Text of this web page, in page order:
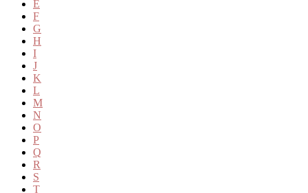
E
F
G
H
I
J
K
L
M
N
O
P
Q
R
S
T